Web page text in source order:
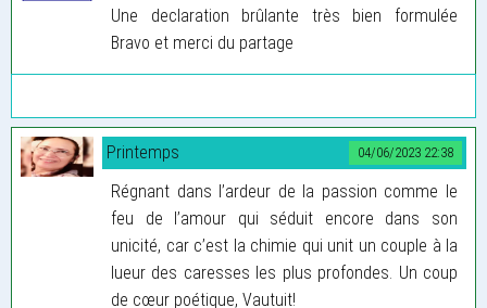
Une declaration brûlante très bien formulée
Bravo et merci du partage
04/06/2023 22:38
Printemps
Régnant dans l’ardeur de la passion comme le
feu de l’amour qui séduit encore dans son
unicité, car c’est la chimie qui unit un couple à la
lueur des caresses les plus profondes. Un coup
de cœur poétique, Vautuit!